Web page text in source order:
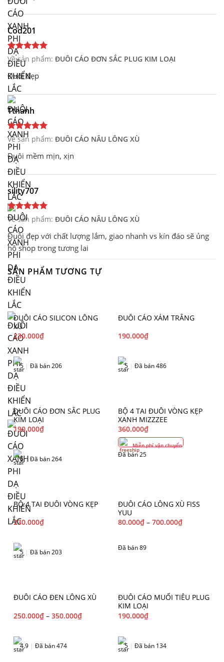
Cod201
Về sản phẩm: ĐUÔI CÁO ĐƠN SẮC PLUG KIM LOẠI
Đuôi đẹp
Tthanh
Về sản phẩm: ĐUÔI CÁO NÂU LÔNG XÙ
Đuôi mềm mịn, xịn
sility707
Về sản phẩm: ĐUÔI CÁO NÂU LÔNG XÙ
Đuôi đẹp với chất lượng lắm, giao nhanh vs kín đáo sẽ ủng
hộ shop trong tương lai
SẢN PHẨM TƯƠNG TỰ
ĐUÔI CÁO SILICON LÔNG
XÙ
230.000₫
5 | Đã bán 206
ĐUÔI CÁO XÁM TRẮNG
190.000₫
5 | Đã bán 486
ĐUÔI CÁO ĐƠN SẮC PLUG
KIM LOẠI
190.000₫
5| Đã bán 264
BỘ 4 TAI ĐUÔI VÒNG KẸP
XANH MIZZZEE
360.000₫
Miễn phí vận chuyển
Đã bán 25
BỘ 4 TAI ĐUÔI VÒNG KẸP
230.000₫
5 | Đã bán 203
ĐUÔI CÁO LÔNG XÙ FISS
YUU
80.000₫ – 700.000₫
Đã bán 89
ĐUÔI CÁO ĐEN LÔNG XÙ
250.000₫ – 350.000₫
4.9 | Đã bán 474
ĐUÔI CÁO MUỐI TIÊU PLUG
KIM LOẠI
190.000₫
5 | Đã bán 134